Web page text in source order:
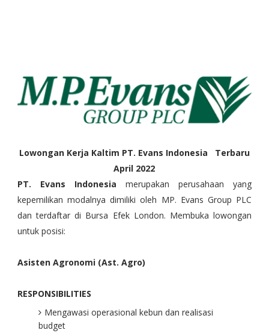
Lowongan Kerja Kaltim PT. Evans Indonesia Terbaru
April 2022
PT. Evans Indonesia merupakan perusahaan yang
kepemilikan modalnya dimiliki oleh MP. Evans Group PLC
dan terdaftar di Bursa Efek London. Membuka lowongan
untuk posisi:
Asisten Agronomi (Ast. Agro)
RESPONSIBILITIES
Mengawasi operasional kebun dan realisasi
budget